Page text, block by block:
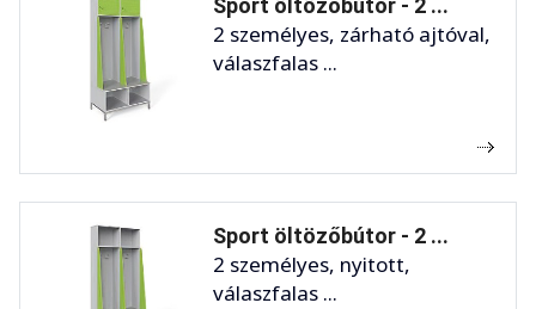
Sport öltözőbútor - 2 ...
2 személyes, zárható ajtóval,
válaszfalas ...
Sport öltözőbútor - 2 ...
2 személyes, nyitott,
válaszfalas ...